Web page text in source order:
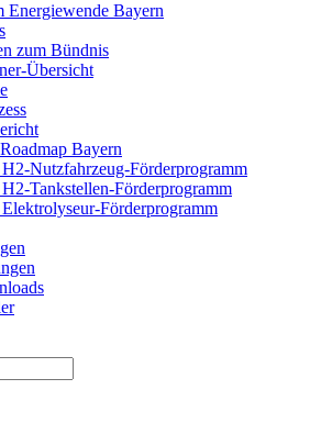
Energiewende Bayern
zum Bündnis
Übersicht
Bayern
Nutzfahrzeug-Förderprogramm
Tankstellen-Förderprogramm
Förderprogramm